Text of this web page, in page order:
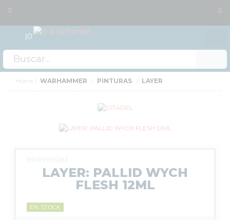
0
Home WARHAMMER PINTURAS LAYER
LAYER: PALLID WYCH
FLESH 12ML
EN STOCK